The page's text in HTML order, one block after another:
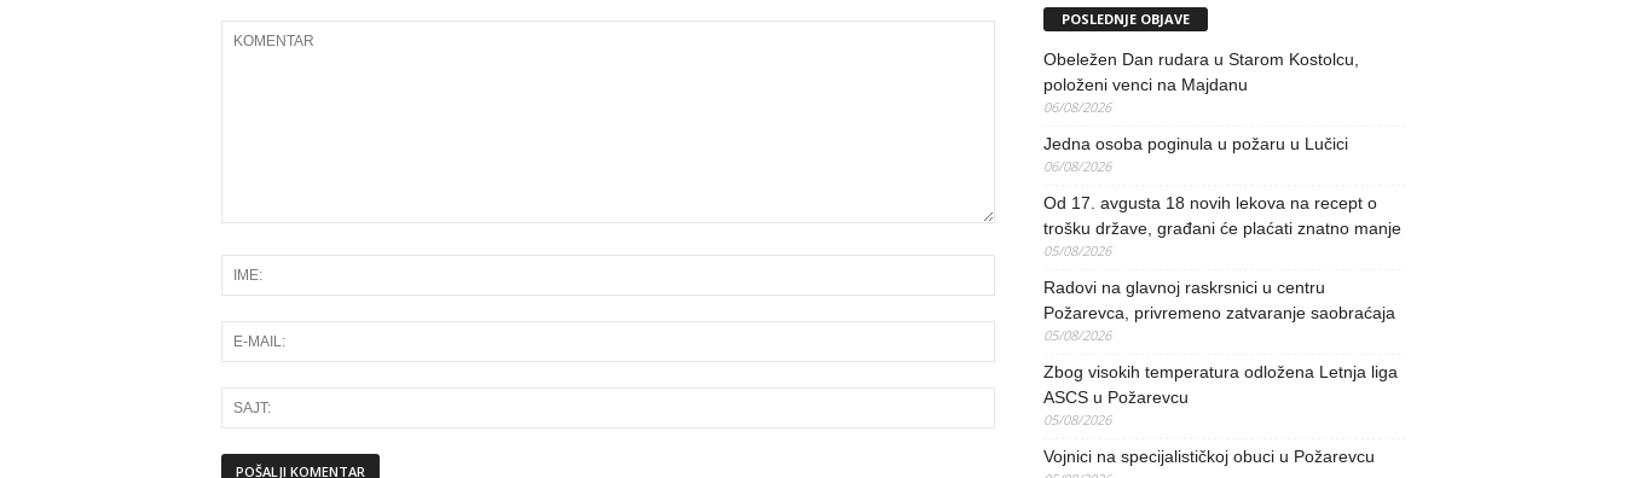
POSLEDNJE OBJAVE
Obeležen Dan rudara u Starom Kostolcu,
položeni venci na Majdanu
06/08/2026
Jedna osoba poginula u požaru u Lučici
06/08/2026
Od 17. avgusta 18 novih lekova na recept o
trošku države, građani će plaćati znatno manje
05/08/2026
Radovi na glavnoj raskrsnici u centru
Požarevca, privremeno zatvaranje saobraćaja
05/08/2026
Zbog visokih temperatura odložena Letnja liga
ASCS u Požarevcu
05/08/2026
Vojnici na specijalističkoj obuci u Požarevcu